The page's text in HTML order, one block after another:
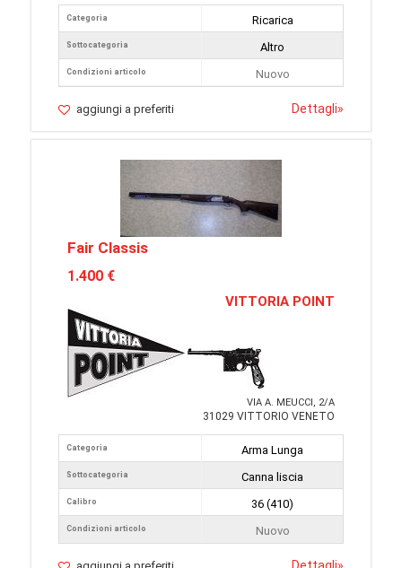
Categoria
Sottocategoria
Condizioni articolo
Ricarica
Altro
Nuovo
aggiungi a preferiti Dettagli»
Fair Classis
1.400 €
VITTORIA POINT
VIA A. MEUCCI, 2/A
31029 VITTORIO VENETO
Categoria
Sottocategoria
Calibro
Condizioni articolo
Arma Lunga
Canna liscia
36 (410)
Nuovo